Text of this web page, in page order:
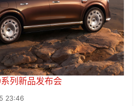
列新品发布会
23:46